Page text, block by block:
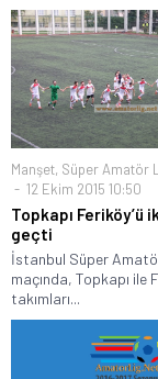
Manşet, Süper Amatör
12 Ekim 2015 10:50
Topkapı Feriköy’ü
geçti
İstanbul Süper
maçında, Topkapı ile
takımları...